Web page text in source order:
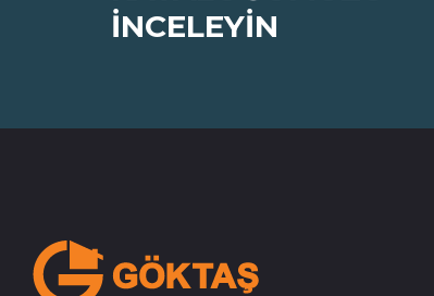
İNCELEYİN